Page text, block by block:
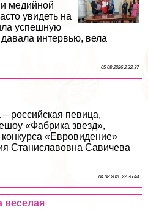
медийной
увидеть на
успешную
интервью, вела
05 08 2026 2:32:37
российская певица,
«Фабрика звезд»,
«Евровидение»
Станиславовна Савичева
04 08 2026 22:36:44
веселая